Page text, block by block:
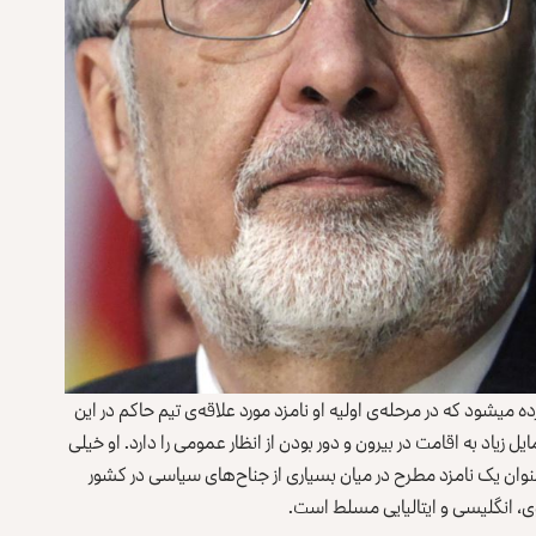
به عنوان وزیر امور خارجه‌ی افغانستان کار کرده است‌ و حدس زده می‎شود که در مرحله‌ی اولیه او نامزد مورد علاقه‌ی تیم حاکم در این
به اقامت در بیرون و دور بودن از انظار عمومی را دارد. او خیلی
یک نامزد مطرح در میان بسیاری از جناح‌های سیاسی در کشور
انگلیسی و ایتالیایی مسلط است.